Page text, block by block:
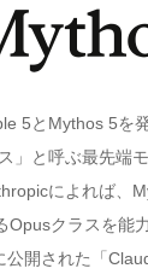
5とMythos 5を
」と呼ぶ最先端
によれば、
Opusクラスを能
開された「